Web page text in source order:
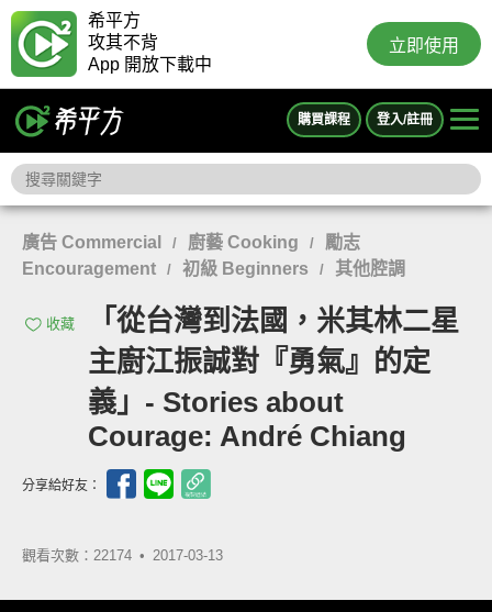
希平方
攻其不背
App 開放下載中
立即使用
購買課程 登入/註冊
廣告 Commercial / 廚藝 Cooking /
勵志
Encouragement
/ 初級 Beginners / 其他腔調
收藏
「從台灣到法國，米其林二星
主廚江振誠對『勇氣』的定
義」- Stories about
Courage: André Chiang
分享給好友：
觀看次數：22174 • 2017-03-13